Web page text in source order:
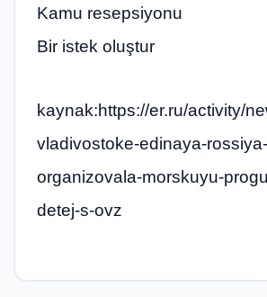
Kamu resepsiyonu
Bir istek oluştur
kaynak:https://er.ru/activity/
vladivostoke-edinaya-rossiya-
organizovala-morskuyu-
detej-s-ovz